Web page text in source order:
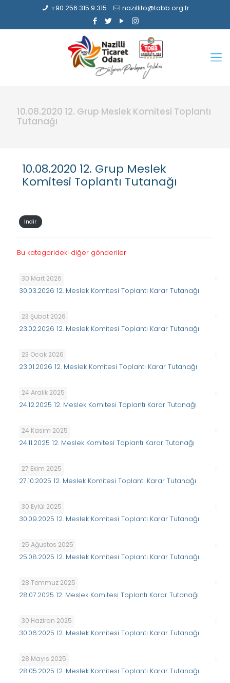
+90 256 315 9 315 nazillito@tobb.org.tr
10.08.2020 12. Grup Meslek Komitesi Toplantı
Tutanağı
10.08.2020 12. Grup Meslek
Komitesi Toplantı Tutanağı
İndir
Bu kategorideki diğer gönderiler
30 Mart 2026
30.03.2026 12. Meslek Komitesi Toplantı Karar Tutanağı
23 Şubat 2026
23.02.2026 12. Meslek Komitesi Toplantı Karar Tutanağı
23 Ocak 2026
23.01.2026 12. Meslek Komitesi Toplantı Karar Tutanağı
24 Aralık 2025
24.12.2025 12. Meslek Komitesi Toplantı Karar Tutanağı
24 Kasım 2025
24.11.2025 12. Meslek Komitesi Toplantı Karar Tutanağı
27 Ekim 2025
27.10.2025 12. Meslek Komitesi Toplantı Karar Tutanağı
30 Eylül 2025
30.09.2025 12. Meslek Komitesi Toplantı Karar Tutanağı
25 Ağustos 2025
25.08.2025 12. Meslek Komitesi Toplantı Karar Tutanağı
28 Temmuz 2025
28.07.2025 12. Meslek Komitesi Toplantı Karar Tutanağı
30 Haziran 2025
30.06.2025 12. Meslek Komitesi Toplantı Karar Tutanağı
28 Mayıs 2025
28.05.2025 12. Meslek Komitesi Toplantı Karar Tutanağı